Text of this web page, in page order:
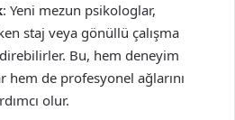
: Yeni mezun psikologlar,
staj veya gönüllü çalışma
Bu, hem deneyim
hem de profesyonel ağlarını
olur.